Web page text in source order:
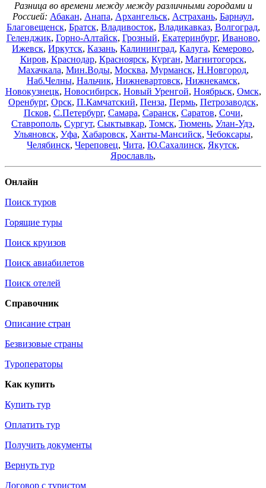
Разница во времени между между различными городами и
Россией: Абакан, Анапа, Архангельск, Астрахань, Барнаул,
Благовещенск, Братск, Владивосток, Владикавказ, Волгоград,
Геленджик, Горно-Алтайск, Грозный, Екатеринбург, Иваново,
Ижевск, Иркутск, Казань, Калининград, Калуга, Кемерово,
Киров, Краснодар, Красноярск, Курган, Магнитогорск,
Махачкала, Мин.Воды, Москва, Мурманск, Н.Новгород,
Наб.Челны, Нальчик, Нижневартовск, Нижнекамск,
Новокузнецк, Новосибирск, Новый Уренгой, Ноябрьск, Омск,
Оренбург, Орск, П.Камчатский, Пенза, Пермь, Петрозаводск,
Псков, С.Петербург, Самара, Саранск, Саратов, Сочи,
Ставрополь, Сургут, Сыктывкар, Томск, Тюмень, Улан-Удэ,
Ульяновск, Уфа, Хабаровск, Ханты-Мансийск, Чебоксары,
Челябинск, Череповец, Чита, Ю.Сахалинск, Якутск,
Ярославль,
Онлайн
Поиск туров
Горящие туры
Поиск круизов
Поиск авиабилетов
Поиск отелей
Справочник
Описание стран
Безвизовые страны
Туроператоры
Как купить
Купить тур
Оплатить тур
Получить документы
Вернуть тур
Договор с туристом